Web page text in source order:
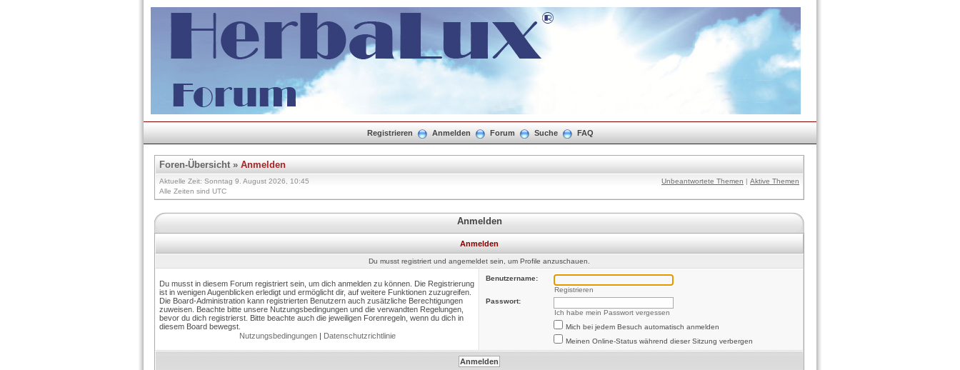
Registrieren Anmelden Forum Suche FAQ
Foren-Übersicht» Anmelden
Aktuelle Zeit: Sonntag 9. August 2026, 10:45
Alle Zeiten sind UTC
Unbeantwortete Themen | Aktive Themen
Anmelden
Anmelden
Du musst registriert und angemeldet sein, um Profile anzuschauen.
Du musst in diesem Forum registriert sein, um dich anmelden zu können. Die Registrierung
ist in wenigen Augenblicken erledigt und ermöglicht dir, auf weitere Funktionen zuzugreifen.
Die Board-Administration kann registrierten Benutzern auch zusätzliche Berechtigungen
zuweisen. Beachte bitte unsere Nutzungsbedingungen und die verwandten Regelungen,
bevor du dich registrierst. Bitte beachte auch die jeweiligen Forenregeln, wenn du dich in
diesem Board bewegst.
Nutzungsbedingungen| Datenschutzrichtlinie
Benutzername:
Registrieren
Passwort:
Ich habe mein Passwort vergessen
Mich bei jedem Besuch automatisch anmelden
Meinen Online-Status während dieser Sitzung verbergen